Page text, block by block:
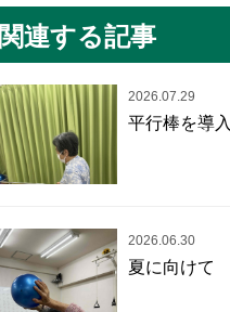
関連する記事
2026.07.29
平行棒を導入
2026.06.30
夏に向けて